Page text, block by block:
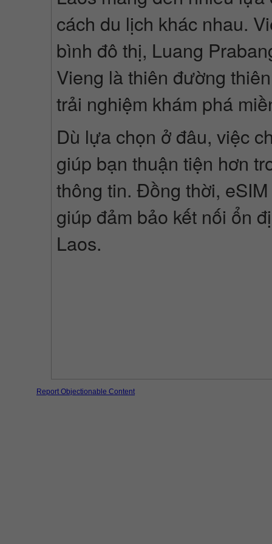
cách du lịch khác nhau.
bình đô thị, Luang
Vieng là thiên đường
trải nghiệm khám phá
Dù lựa chọn ở đâu, việc
giúp bạn thuận tiện hơn
thông tin. Đồng thời,
giúp đảm bảo kết nối ổn
Laos.
Report Objectionable Content